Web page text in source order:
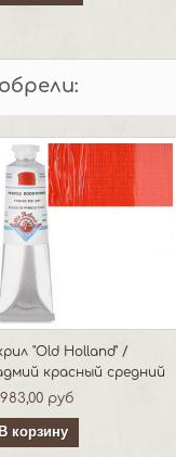
"Old Holland" /
красный средний
руб
В корзину